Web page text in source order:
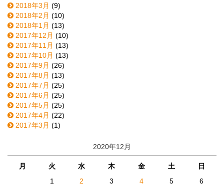
2018年3月 (9)
2018年2月 (10)
2018年1月 (13)
2017年12月 (10)
2017年11月 (13)
2017年10月 (13)
2017年9月 (26)
2017年8月 (13)
2017年7月 (25)
2017年6月 (25)
2017年5月 (25)
2017年4月 (22)
2017年3月 (1)
2020年12月
月 火 水 木 金 土
日
1
2 3 4 5
6